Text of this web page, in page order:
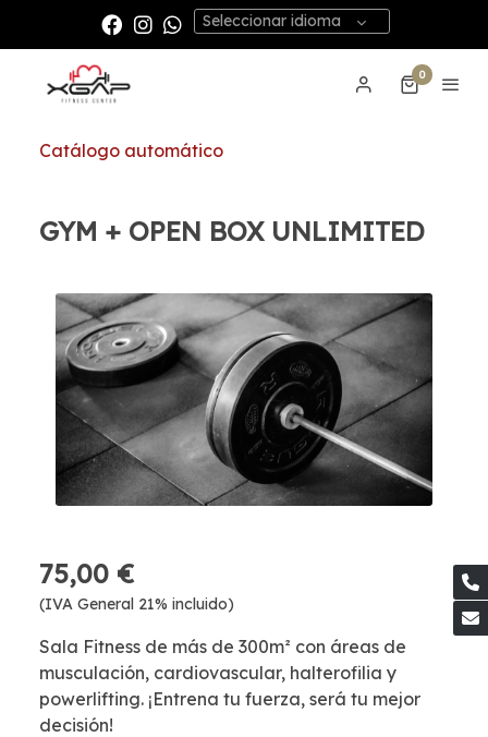
Seleccionar idioma
0
Catálogo automático
GYM + OPEN BOX UNLIMITED
75,00 €
(IVA General 21% incluido)
Sala Fitness de más de 300m² con áreas de
musculación, cardiovascular, halterofilia y
powerlifting. ¡Entrena tu fuerza, será tu mejor
decisión!